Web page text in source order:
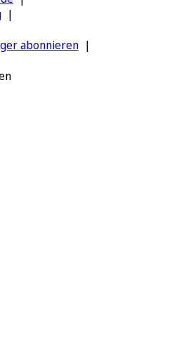
abonnieren